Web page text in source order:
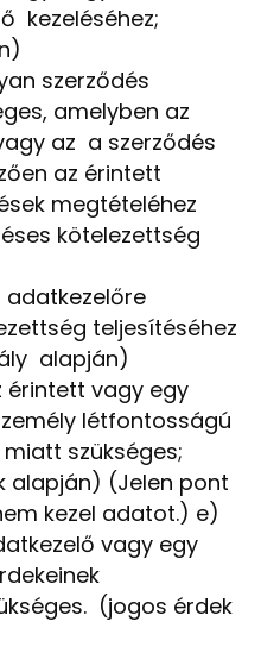
kezeléséhez;
szerződés
amelyben az
az a szerződés
az érintett
megtételéhez
kötelezettség
adatkezelőre
teljesítéséhez
alapján)
érintett vagy egy
létfontosságú
szükséges;
alapján) (Jelen pont
kezel adatot.) e)
vagy egy
(jogos érdek